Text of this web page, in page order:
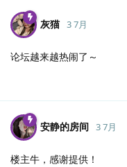
灰猫 3 7月
论坛越来越热闹了～
安静的房间 3 7月
楼主牛，感谢提供！